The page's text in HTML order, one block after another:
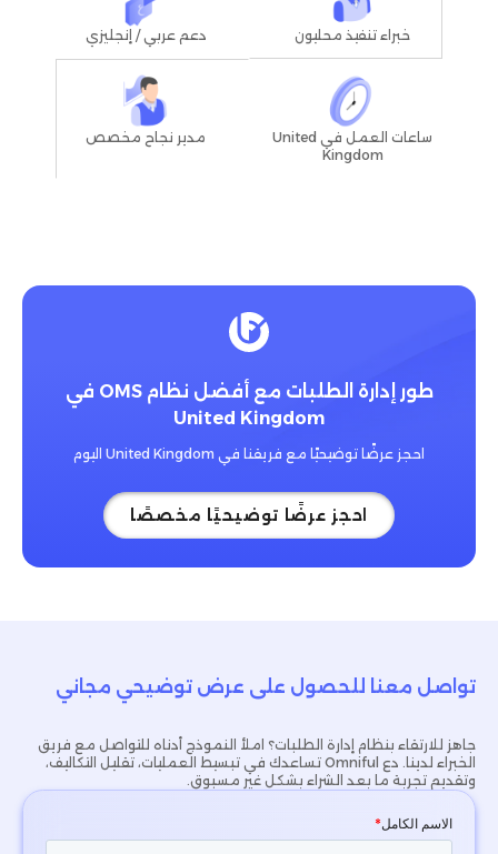
خبراء تنفيذ محليون دعم عربي / إنجليزي
ساعات العمل في United
Kingdom
مدير نجاح مخصص
طور إدارة الطلبات مع أفضل نظام OMS في
United Kingdom
احجز عرضًا توضيحيًا مع فريقنا في United Kingdom اليوم
احجز عرضًا توضيحيًا مخصصًا
تواصل معنا للحصول على عرض توضيحي مجاني
جاهز للارتقاء بنظام إدارة الطلبات؟ املأ النموذج أدناه للتواصل مع فريق
الخبراء لدينا. دع Omniful تساعدك في تبسيط العمليات، تقليل التكاليف،
وتقديم تجربة ما بعد الشراء بشكل غير مسبوق.